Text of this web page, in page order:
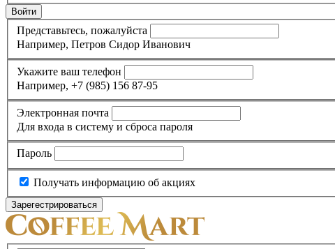
Представьтесь, пожалуйста
Например, Петров Сидор Иванович
Укажите ваш телефон
Например, +7 (985) 156 87-95
Электронная почта
Для входа в систему и сброса пароля
Пароль
Получать информацию об акциях